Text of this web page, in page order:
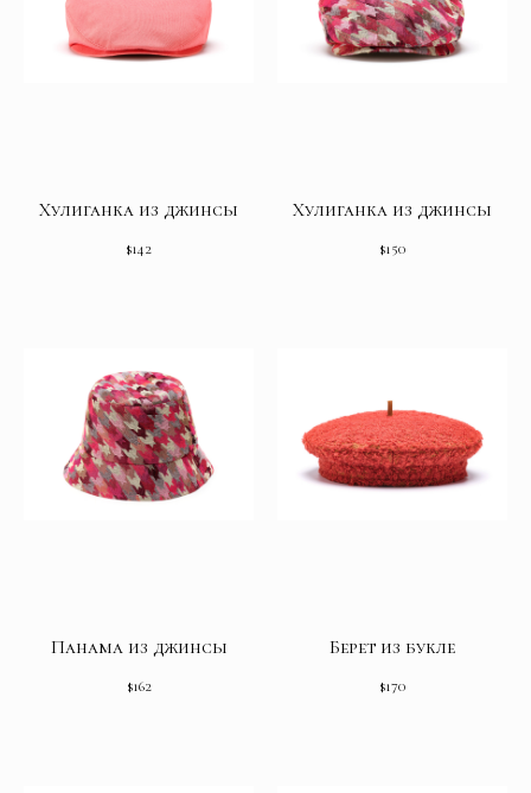
Хулиганка из джинсы
$142
Хулиганка из джинсы
$150
Панама из джинсы
$162
Берет из букле
$170